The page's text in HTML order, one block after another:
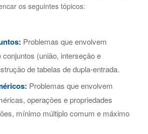
os seguintes tópicos:
Problemas que envolvem
(união, interseção e
de tabelas de dupla-entrada.
Problemas que envolvem
operações e propriedades
mínimo múltiplo comum e máximo